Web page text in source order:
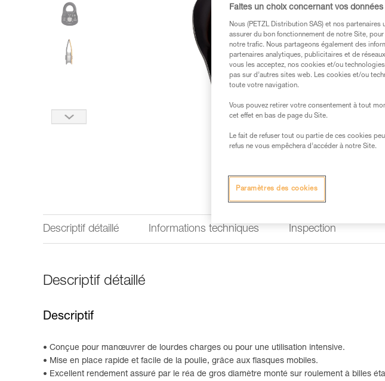
Descriptif détaillé Informations techniques Inspection
Descriptif détaillé
Descriptif
Conçue pour manœuvrer de lourdes charges ou pour une utilisation intensive.
Mise en place rapide et facile de la poulie, grâce aux flasques mobiles.
Excellent rendement assuré par le réa de gros diamètre monté sur roulement à billes
Faites un choix concernant vos données
Nous (PETZL Distribution SAS) et nos
assurer du bon fonctionnement de notre Site,
notre trafic. Nous partageons également des
partenaires analytiques, publicitaires et de
vous les acceptez, nos cookies et/ou
pas sur d’autres sites web. Les cookies et/ou
toute votre navigation.
Vous pouvez retirer votre consentement à tout
cet effet en bas de page du Site.
Le fait de refuser tout ou partie de ces cookies
refus ne vous empêchera d’accéder à notre Site.
Paramètres des cookies